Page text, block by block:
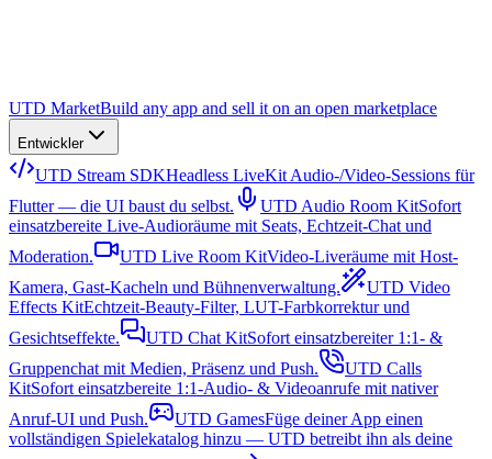
UTD MarketBuild any app and sell it on an open marketplace
Entwickler
UTD Stream SDKHeadless LiveKit Audio-/Video-Sessions für
Flutter — die UI baust du selbst.
UTD Audio Room KitSofort
einsatzbereite Live-Audioräume mit Seats, Echtzeit-Chat und
Moderation.
UTD Live Room KitVideo-Liveräume mit Host-
Kamera, Gast-Kacheln und Bühnenverwaltung.
UTD Video
Effects KitEchtzeit-Beauty-Filter, LUT-Farbkorrektur und
Gesichtseffekte.
UTD Chat KitSofort einsatzbereiter 1:1- &
Gruppenchat mit Medien, Präsenz und Push.
UTD Calls
KitSofort einsatzbereite 1:1-Audio- & Videoanrufe mit nativer
Anruf-UI und Push.
UTD GamesFüge deiner App einen
vollständigen Spielekatalog hinzu — UTD betreibt ihn als deine